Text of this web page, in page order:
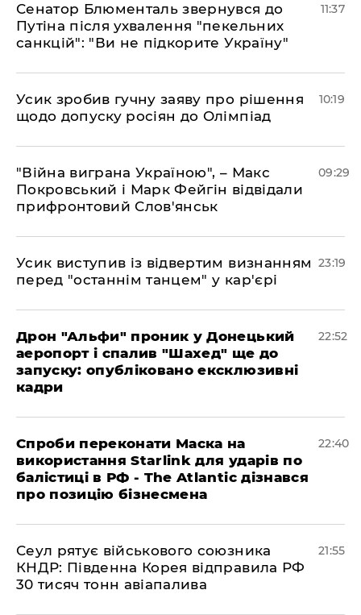
Сенатор Блюменталь звернувся до
Путіна після ухвалення "пекельних
санкцій": "Ви не підкорите Україну"
11:37
Усик зробив гучну заяву про рішення
щодо допуску росіян до Олімпіад
10:19
"Війна виграна Україною", – Макс
Покровський і Марк Фейгін відвідали
прифронтовий Слов'янськ
09:29
​Усик виступив із відвертим визнанням
перед "останнім танцем" у кар'єрі
23:19
​Дрон "Альфи" проник у Донецький
аеропорт і спалив "Шахед" ще до
запуску: опубліковано ексклюзивні
кадри
22:52
​Спроби переконати Маска на
використання Starlink для ударів по
балістиці в РФ - The Atlantic дізнався
про позицію бізнесмена
22:40
​Сеул рятує військового союзника
КНДР: Південна Корея відправила РФ
30 тисяч тонн авіапалива
21:55